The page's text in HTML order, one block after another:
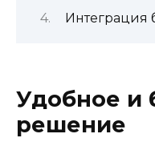
Интеграция
Удобное и
решение